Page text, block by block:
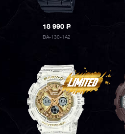
18 990P
BA-130-1A2